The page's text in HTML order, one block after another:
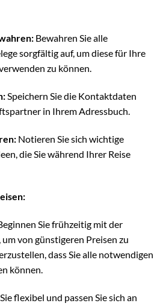
Bewahren Sie alle
sorgfältig auf, um diese für Ihre
zu können.
Speichern Sie die Kontaktdaten
in Ihrem Adressbuch.
Notieren Sie sich wichtige
die Sie während Ihrer Reise
Sie frühzeitig mit der
von günstigeren Preisen zu
dass Sie alle notwendigen
können.
flexibel und passen Sie sich an